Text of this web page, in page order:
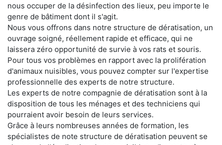
nous occuper de la désinfection des lieux, peu importe le
genre de bâtiment dont il s'agit.
Nous vous offrons dans notre structure de dératisation, un
ouvrage soigné, réellement rapide et efficace, qui ne
laissera zéro opportunité de survie à vos rats et souris.
Pour tous vos problèmes en rapport avec la prolifération
d'animaux nuisibles, vous pouvez compter sur l'expertise
professionnelle des experts de notre structure.
Les experts de notre compagnie de dératisation sont à la
disposition de tous les ménages et des techniciens qui
pourraient avoir besoin de leurs services.
Grâce à leurs nombreuses années de formation, les
spécialistes de note structure de dératisation peuvent se